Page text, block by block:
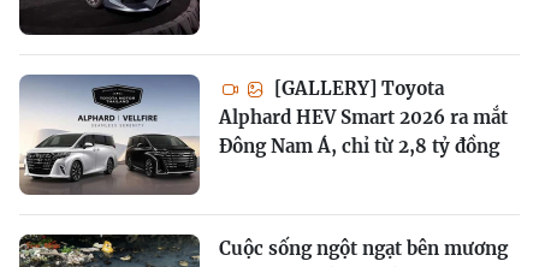
[GALLERY] Toyota
Alphard HEV Smart 2026 ra mắt
Đông Nam Á, chỉ từ 2,8 tỷ đồng
Cuộc sống ngột ngạt bên mương